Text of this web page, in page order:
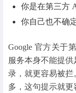
你是在第三方
你自己也不确
Google 官方关于
服务本身不能提
录，就更容易被
多，这句提示就更